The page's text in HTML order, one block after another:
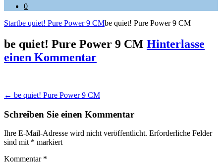
0
Startbe quiet! Pure Power 9 CMbe quiet! Pure Power 9 CM
be quiet! Pure Power 9 CM Hinterlasse
einen Kommentar
Beitragsnavigation
← be quiet! Pure Power 9 CM
Schreiben Sie einen Kommentar
Ihre E-Mail-Adresse wird nicht veröffentlicht. Erforderliche Felder
sind mit * markiert
Kommentar *